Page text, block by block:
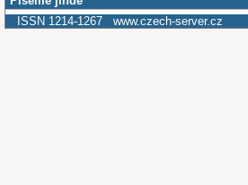
ISSN 1214-1267 www.czech-server.cz